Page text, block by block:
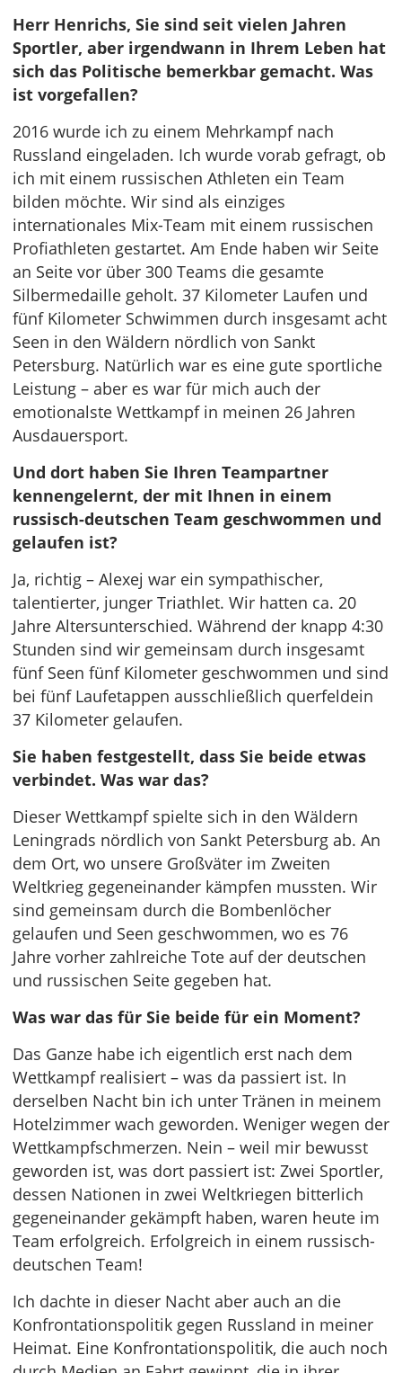
Herr Henrichs, Sie sind seit vielen Jahren
Sportler, aber irgendwann in Ihrem Leben hat
sich das Politische bemerkbar gemacht. Was
ist vorgefallen?
2016 wurde ich zu einem Mehrkampf nach
Russland eingeladen. Ich wurde vorab gefragt, ob
ich mit einem russischen Athleten ein Team
bilden möchte. Wir sind als einziges
internationales Mix-Team mit einem russischen
Profiathleten gestartet. Am Ende haben wir Seite
an Seite vor über 300 Teams die gesamte
Silbermedaille geholt. 37 Kilometer Laufen und
fünf Kilometer Schwimmen durch insgesamt acht
Seen in den Wäldern nördlich von Sankt
Petersburg. Natürlich war es eine gute sportliche
Leistung – aber es war für mich auch der
emotionalste Wettkampf in meinen 26 Jahren
Ausdauersport.
Und dort haben Sie Ihren Teampartner
kennengelernt, der mit Ihnen in einem
russisch-deutschen Team geschwommen und
gelaufen ist?
Ja, richtig – Alexej war ein sympathischer,
talentierter, junger Triathlet. Wir hatten ca. 20
Jahre Altersunterschied. Während der knapp 4:30
Stunden sind wir gemeinsam durch insgesamt
fünf Seen fünf Kilometer geschwommen und sind
bei fünf Laufetappen ausschließlich querfeldein
37 Kilometer gelaufen.
Sie haben festgestellt, dass Sie beide etwas
verbindet. Was war das?
Dieser Wettkampf spielte sich in den Wäldern
Leningrads nördlich von Sankt Petersburg ab. An
dem Ort, wo unsere Großväter im Zweiten
Weltkrieg gegeneinander kämpfen mussten. Wir
sind gemeinsam durch die Bombenlöcher
gelaufen und Seen geschwommen, wo es 76
Jahre vorher zahlreiche Tote auf der deutschen
und russischen Seite gegeben hat.
Was war das für Sie beide für ein Moment?
Das Ganze habe ich eigentlich erst nach dem
Wettkampf realisiert – was da passiert ist. In
derselben Nacht bin ich unter Tränen in meinem
Hotelzimmer wach geworden. Weniger wegen der
Wettkampfschmerzen. Nein – weil mir bewusst
geworden ist, was dort passiert ist: Zwei Sportler,
dessen Nationen in zwei Weltkriegen bitterlich
gegeneinander gekämpft haben, waren heute im
Team erfolgreich. Erfolgreich in einem russisch-
deutschen Team!
Ich dachte in dieser Nacht aber auch an die
Konfrontationspolitik gegen Russland in meiner
Heimat. Eine Konfrontationspolitik, die auch noch